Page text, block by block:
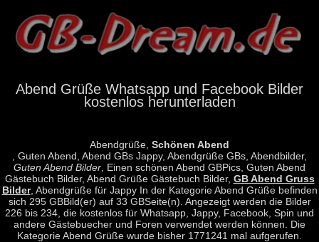
Abend Grüße Whatsapp und Facebook Bilder
kostenlos herunterladen
Abendgrüße, Schönen Abend
, Guten Abend, Abend GBs Jappy, Abendgrüße GBs, Abendbilder,
Guten Abend Bilder , Einen schönen Abend GBPics, Guten Abend
Gästebuch Bilder, Abend Grüße Gästebuch Bilder, GB Abend Gruss
Bilder, Abendgrüße für Jappy In der Kategorie Abend Grüße befinden
sich 295 GBBild(er) auf 33 GBSeite(n). Angezeigt werden die Bilder
226 bis 234, die kostenlos für Whatsapp, Jappy, Facebook, Spin und
andere Gästebuecher und Foren verwendet werden können. Die
Kategorie Abend Grüße wurde bisher 1771241 mal aufgerufen.